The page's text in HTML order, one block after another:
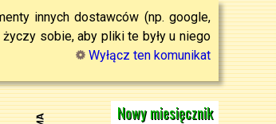
innych dostawców (np. google,
sobie, aby pliki te były u niego
Wyłącz ten komunikat
Nowy miesięcznik